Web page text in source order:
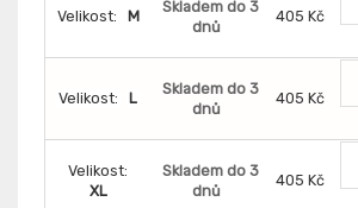
Velikost: M
Skladem do 3
dnů
405 Kč
Velikost: L
Skladem do 3
dnů
405 Kč
Velikost:
XL
Skladem do 3
dnů
405 Kč